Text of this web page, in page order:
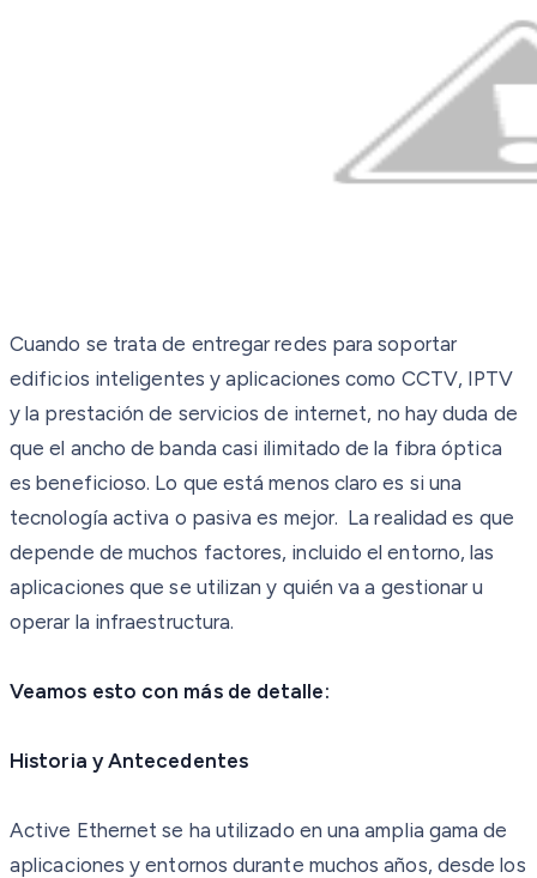
Cuando se trata de entregar redes para soportar
edificios inteligentes y aplicaciones como CCTV, IPTV
y la prestación de servicios de internet, no hay duda de
que el ancho de banda casi ilimitado de la fibra óptica
es beneficioso. Lo que está menos claro es si una
tecnología activa o pasiva es mejor. La realidad es que
depende de muchos factores, incluido el entorno, las
aplicaciones que se utilizan y quién va a gestionar u
operar la infraestructura.
Veamos esto con más de detalle:
Historia y Antecedentes
Active Ethernet se ha utilizado en una amplia gama de
aplicaciones y entornos durante muchos años, desde los